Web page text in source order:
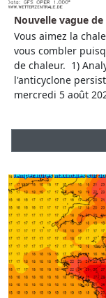
Nouvelle vague de
Vous aimez la
vous combler
de chaleur. 1)
l'anticyclone
mercredi 5 août